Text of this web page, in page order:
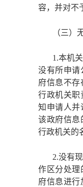
容，并对不
（三）
1.本机
没有所申请
府信息不存
行政机关职
知申请人并
该政府信息
行政机关的
2.没有
作区分处理
府信息进行